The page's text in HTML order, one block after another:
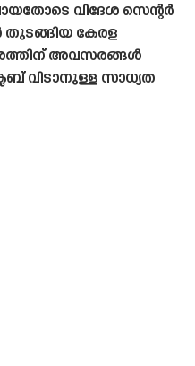
വിദേശ സെന്റർ
തുടങ്ങിയ കേരള
അവസരങ്ങൾ
വിടാനുള്ള സാധ്യത